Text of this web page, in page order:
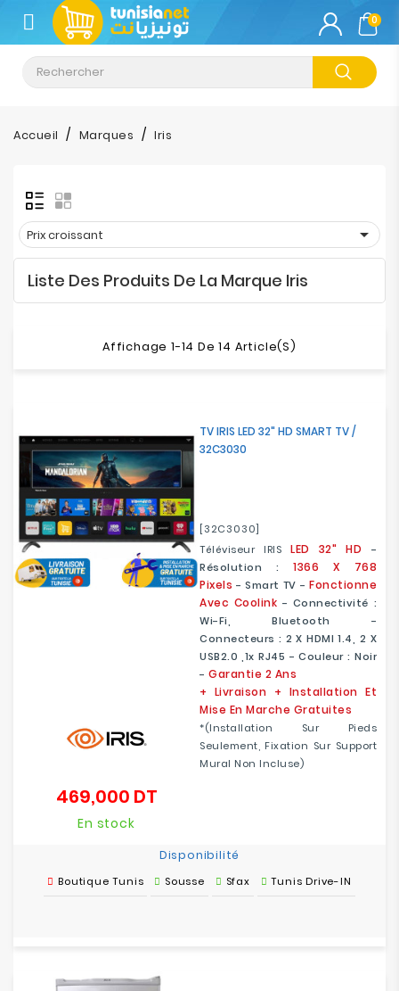
CATÉGORIE
Climatisation
Informatique
&
Tablette
Impression
Bureautique
Réseau
&
Sécurité
Mobilités
0
Accueil Marques Iris
Prix croissant 
Liste Des Produits De La Marque Iris
Affichage 1-14 De 14 Article(s)
TV IRIS LED 32" HD SMART TV /
32C3030
[32C3030]
Téléviseur IRISLED 32" HD -
Résolution :
1366 X 768
Pixels - Smart TV - Fonctionne
Avec Coolink - Connectivité :
Wi-Fi, Bluetooth -
Connecteurs : 2 X HDMI 1.4, 2 X
USB2.0 ,1x RJ45 - Couleur : Noir
- Garantie 2 Ans
+ Livraison + Installation Et
Mise En Marche Gratuites
*(Installation Sur Pieds
Seulement, Fixation Sur Support
Mural Non Incluse)
469,000 DTPrix
En stock
Disponibilité
Boutique Tunis Sousse Sfax Tunis Drive-IN